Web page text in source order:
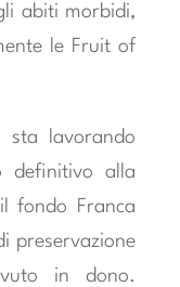
abiti morbidi,
le Fruit of
sta lavorando
definitivo alla
fondo Franca
preservazione
in dono.